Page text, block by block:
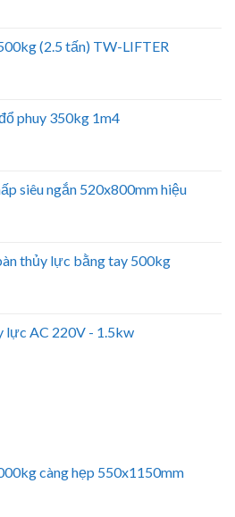
(2.5 tấn) TW-LIFTER
phuy 350kg 1m4
siêu ngắn 520x800mm hiệu
thủy lực bằng tay 500kg
lực AC 220V - 1.5kw
càng hẹp 550x1150mm